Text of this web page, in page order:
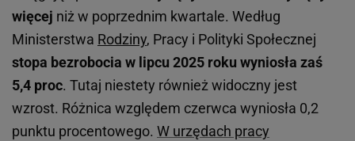
więcej niż w poprzednim kwartale. Według
Ministerstwa Rodziny, Pracy i Polityki Społecznej
stopa bezrobocia w lipcu 2025 roku wyniosła zaś
5,4 proc. Tutaj niestety również widoczny jest
wzrost. Różnica względem czerwca wyniosła 0,2
punktu procentowego. W urzędach pracy